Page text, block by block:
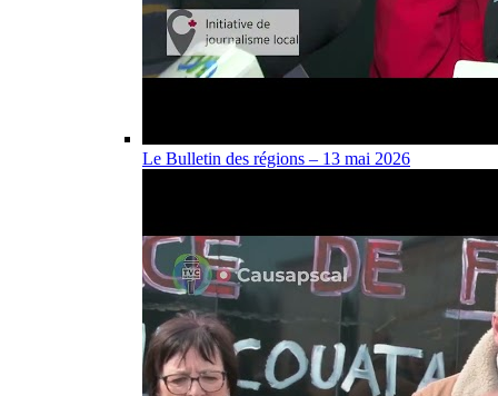
Le Bulletin des régions – 13 mai 2026